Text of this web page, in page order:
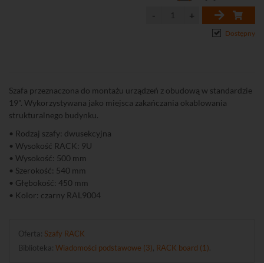
Dostępny
Szafa przeznaczona do montażu urządzeń z obudową w standardzie
19". Wykorzystywana jako miejsca zakańczania okablowania
strukturalnego budynku.
• Rodzaj szafy: dwusekcyjna
• Wysokość RACK: 9U
• Wysokość: 500 mm
• Szerokość: 540 mm
• Głębokość: 450 mm
• Kolor: czarny RAL9004
Oferta: Szafy RACK
Biblioteka: Wiadomości podstawowe (3) RACK board (1)